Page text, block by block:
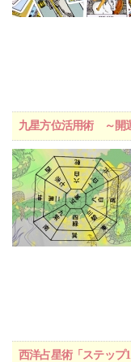
九星方位活用術 ～開
西洋占星術「ステッ